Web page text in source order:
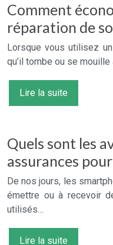
Comment
réparation de
Lorsque vous utilisez
qu’il tombe ou se
Lire la suite
Quels sont les
assurances
De nos jours, les
émettre ou à recevoir
utilisés…
Lire la suite